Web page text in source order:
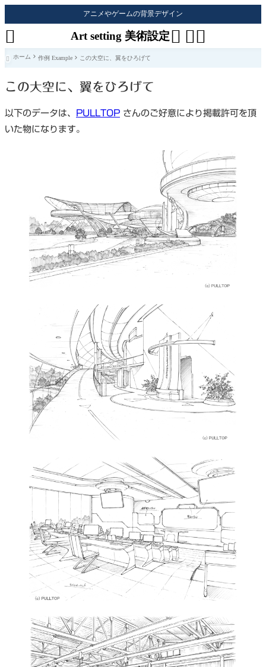
アニメやゲームの背景デザイン
Art setting 美術設定 

 ホーム 作例 Example この大空に、翼をひろげて
この大空に、翼をひろげて
以下のデータは、 PULLTOP さんのご好意により掲載許可を頂
いた物になります。